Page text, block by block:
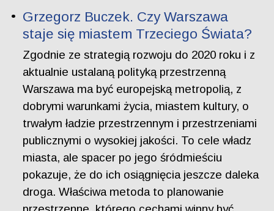
Grzegorz Buczek. Czy Warszawa
staje się miastem Trzeciego Świata?
Zgodnie ze strategią rozwoju do 2020 roku i z
aktualnie ustalaną polityką przestrzenną
Warszawa ma być europejską metropolią, z
dobrymi warunkami życia, miastem kultury, o
trwałym ładzie przestrzennym i przestrzeniami
publicznymi o wysokiej jakości. To cele władz
miasta, ale spacer po jego śródmieściu
pokazuje, że do ich osiągnięcia jeszcze daleka
droga. Właściwa metoda to planowanie